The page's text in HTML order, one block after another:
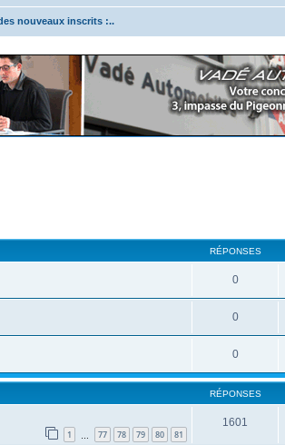
nouveaux inscrits :..
RÉPONSES
0
0
0
RÉPONSES
1 77 78 79 80 81
1601